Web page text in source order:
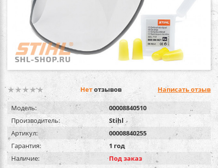
Нетотзывов Написать отзыв
Модель:
00008840510
Производитель:
Stihl
Артикул:
00008840255
Гарантия:
1 год
Наличие:
Под заказ